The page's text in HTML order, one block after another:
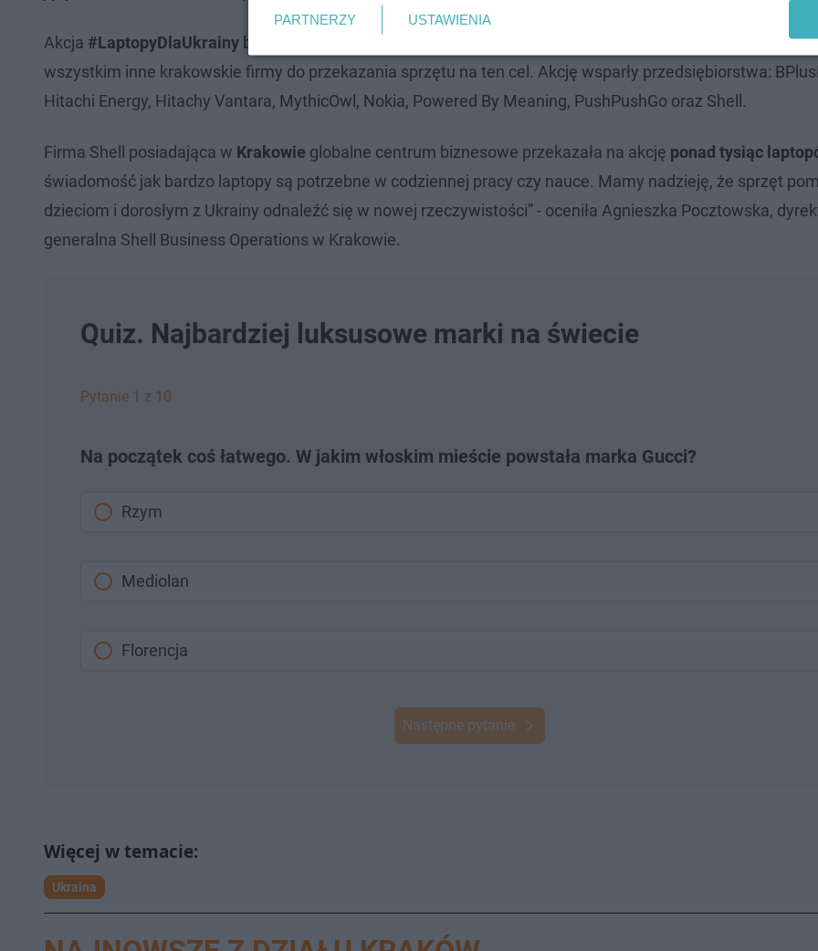
Akcja #LaptopyDlaUkrainy była oddolną inicjatywą pracowników firmy PushPushGo. Udało im się
wszystkim inne krakowskie firmy do przekazania sprzętu na ten cel. Akcję wsparły przedsiębiorstwa:
Hitachi Energy, Hitachy Vantara, MythicOwl, Nokia, Powered By Meaning, PushPushGo oraz Shell.
Firma Shell posiadająca w Krakowie globalne centrum biznesowe przekazała na akcję ponad tysiąc
świadomość jak bardzo laptopy są potrzebne w codziennej pracy czy nauce. Mamy nadzieję, że sprzęt
dzieciom i dorosłym z Ukrainy odnaleźć się w nowej rzeczywistości” - oceniła Agnieszka Pocztowska,
generalna Shell Business Operations w Krakowie.
Quiz. Najbardziej luksusowe marki na świecie
Pytanie 1 z 10
Na początek coś łatwego. W jakim włoskim mieście powstała marka Gucci?
Rzym
Mediolan
Florencja
Następne pytanie
Ukraina
PARTNERZY USTAWIENIA